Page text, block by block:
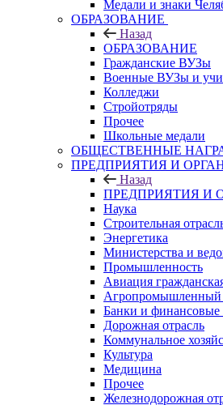
Медали и знаки
ОБРАЗОВАНИЕ
Назад
ОБРАЗОВАНИЕ
Гражданские ВУЗы
Военные ВУЗы и
Колледжи
Стройотряды
Прочее
Школьные медали
ОБЩЕСТВЕННЫЕ
ПРЕДПРИЯТИЯ И
Назад
ПРЕДПРИЯТИЯ И
Наука
Строительная
Энергетика
Министерства и
Промышленность
Авиация
Агропромышленный
Банки и финансовые
Дорожная отрасль
Коммунальное
Культура
Медицина
Прочее
Железнодорожная